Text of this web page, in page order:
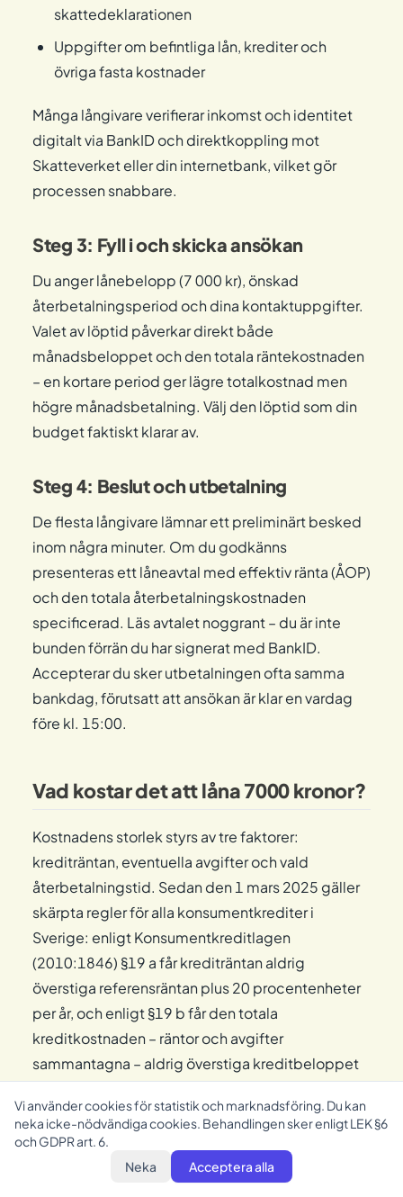
Vi använder cookies för statistik och marknadsföring. Du kan
neka icke-nödvändiga cookies. Behandlingen sker enligt LEK §6
och GDPR art. 6.
Neka
Acceptera alla
skattedeklarationen
Uppgifter om befintliga lån, krediter och
övriga fasta kostnader
Många långivare verifierar inkomst och identitet
digitalt via BankID och direktkoppling mot
Skatteverket eller din internetbank, vilket gör
processen snabbare.
Steg 3: Fyll i och skicka ansökan
Du anger lånebelopp (7 000 kr), önskad
återbetalningsperiod och dina kontaktuppgifter.
Valet av löptid påverkar direkt både
månadsbeloppet och den totala räntekostnaden
– en kortare period ger lägre totalkostnad men
högre månadsbetalning. Välj den löptid som din
budget faktiskt klarar av.
Steg 4: Beslut och utbetalning
De flesta långivare lämnar ett preliminärt besked
inom några minuter. Om du godkänns
presenteras ett låneavtal med effektiv ränta (ÅOP)
och den totala återbetalningskostnaden
specificerad. Läs avtalet noggrant – du är inte
bunden förrän du har signerat med BankID.
Accepterar du sker utbetalningen ofta samma
bankdag, förutsatt att ansökan är klar en vardag
före kl. 15:00.
Vad kostar det att låna 7000 kronor?
Kostnadens storlek styrs av tre faktorer:
krediträntan, eventuella avgifter och vald
återbetalningstid. Sedan den 1 mars 2025 gäller
skärpta regler för alla konsumentkrediter i
Sverige: enligt Konsumentkreditlagen
(2010:1846) §19 a får krediträntan aldrig
överstiga referensräntan plus 20 procentenheter
per år, och enligt §19 b får den totala
kreditkostnaden – räntor och avgifter
sammantagna – aldrig överstiga kreditbeloppet
samtliga konsumentkrediter utom
bostadskrediter, till följd av Proposition
2024/25:17. Källan till dessa siffror är